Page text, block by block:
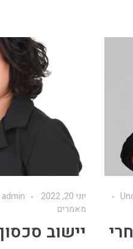
יוני 20, 2022 admin
מאמרים
יישוב